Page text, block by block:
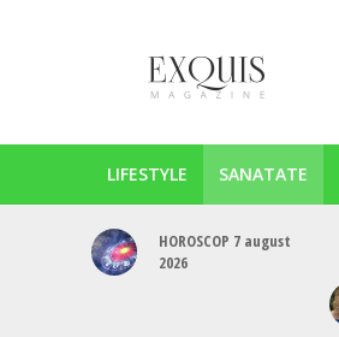
LIFESTYLE SANATATE
HOROSCOP 7 august
2026